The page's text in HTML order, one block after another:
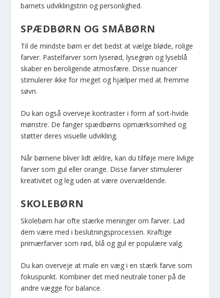
barnets udviklingstrin og personlighed.
SPÆDBØRN OG SMÅBØRN
Til de mindste børn er det bedst at vælge bløde, rolige
farver. Pastelfarver som lyserød, lysegrøn og lyseblå
skaber en beroligende atmosfære. Disse nuancer
stimulerer ikke for meget og hjælper med at fremme
søvn.
Du kan også overveje kontraster i form af sort-hvide
mønstre. De fanger spædbørns opmærksomhed og
støtter deres visuelle udvikling.
Når børnene bliver lidt ældre, kan du tilføje mere livlige
farver som gul eller orange. Disse farver stimulerer
kreativitet og leg uden at være overvældende.
SKOLEBØRN
Skolebørn har ofte stærke meninger om farver. Lad
dem være med i beslutningsprocessen. Kraftige
primærfarver som rød, blå og gul er populære valg.
Du kan overveje at male en væg i en stærk farve som
fokuspunkt. Kombiner det med neutrale toner på de
andre vægge for balance.